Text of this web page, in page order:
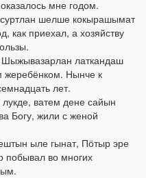
мне годом.
шелше кокырашымат
как приехал, а хозяйству
латкандаш
жеребёнком. Нынче к
лет.
ватем дене сайын
Богу, жили с женой
ыле гынат, Пӧтыр эре
побывал во многих